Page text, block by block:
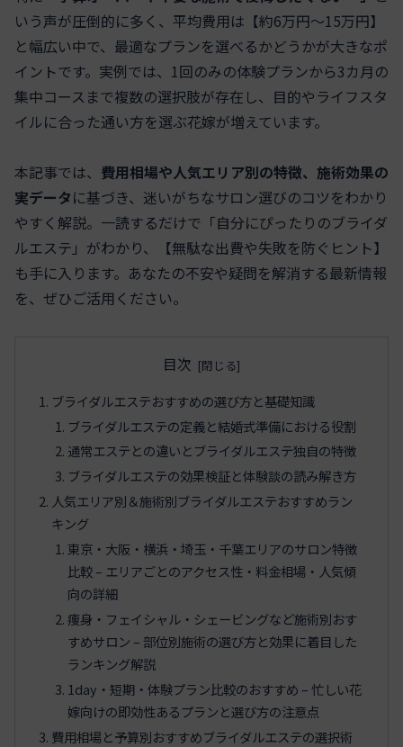
いう声が圧倒的に多く、平均費用は【約6万円～15万円】
と幅広い中で、最適なプランを選べるかどうかが大きなポ
イントです。実例では、1回のみの体験プランから3カ月の
集中コースまで複数の選択肢が存在し、目的やライフスタ
イルに合った通い方を選ぶ花嫁が増えています。
本記事では、 費用相場や人気エリア別の特徴、施術効果の
実データに基づき、迷いがちなサロン選びのコツをわかり
やすく解説。一読するだけで「自分にぴったりのブライダ
ルエステ」がわかり、【無駄な出費や失敗を防ぐヒント】
も手に入ります。あなたの不安や疑問を解消する最新情報
を、ぜひご活用ください。
目次
ブライダルエステおすすめの選び方と基礎知識
ブライダルエステの定義と結婚式準備における役割
通常エステとの違いとブライダルエステ独自の特徴
ブライダルエステの効果検証と体験談の読み解き方
人気エリア別＆施術別ブライダルエステおすすめラン
キング
東京・大阪・横浜・埼玉・千葉エリアのサロン特徴
比較 – エリアごとのアクセス性・料金相場・人気傾
向の詳細
痩身・フェイシャル・シェービングなど施術別おす
すめサロン – 部位別施術の選び方と効果に着目した
ランキング解説
1day・短期・体験プラン比較のおすすめ – 忙しい花
嫁向けの即効性あるプランと選び方の注意点
費用相場と予算別おすすめブライダルエステの選択術